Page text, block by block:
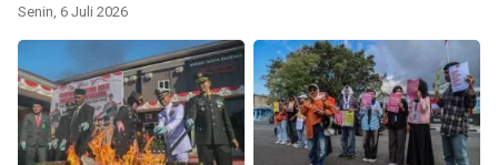
Senin, 6 Juli 2026